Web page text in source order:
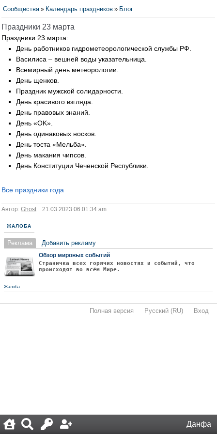
Данфа
Сообщества » Календарь праздников » Блог
Праздники 23 марта
Праздники 23 марта:
День работников гидрометеорологической службы РФ.
Василиса – вешней воды указательница.
Всемирный день метеорологии.
День щенков.
Праздник мужской солидарности.
День красивого взгляда.
День правовых знаний.
День «OK».
День одинаковых носков.
День тоста «Мельба».
День макания чипсов.
День Конституции Чеченской Республики.
Все праздники года
Автор: Ghost21.03.2023 06:01:34 am
ЖАЛОБА
Реклама Добавить рекламу
Обзор мировых событий
Страничка всех горячих новостях и событий, что
происходят во всём Мире.
Жалоба
Полная версия Русский (RU) Вход